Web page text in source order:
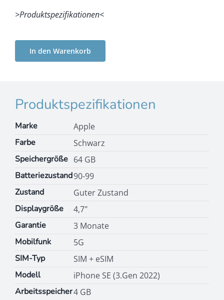
>Produktspezifikationen<
In den Warenkorb
Produktspezifikationen
Marke
Apple
Farbe
Schwarz
Speichergröße 64 GB
Batteriezustand90-99
Zustand
Guter Zustand
Displaygröße
4,7"
Garantie
3 Monate
Mobilfunk
5G
SIM-Typ
SIM + eSIM
Modell
iPhone SE (3.Gen 2022)
Arbeitsspeicher4 GB